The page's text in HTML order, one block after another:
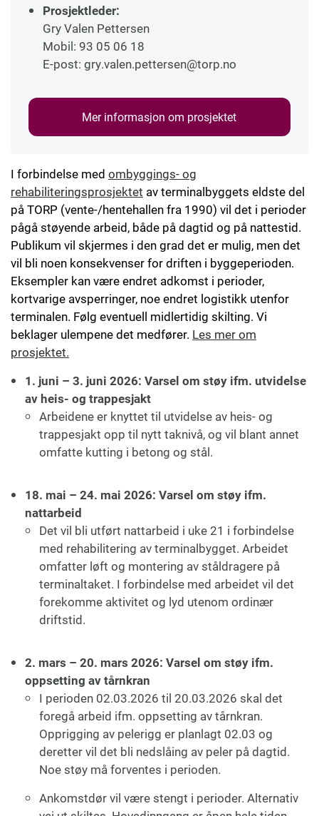
I forbindelse med ombyggings- og
rehabiliteringsprosjektet av terminalbyggets eldste del
på TORP (vente-/hentehallen fra 1990) vil det i perioder
pågå støyende arbeid, både på dagtid og på nattestid.
Publikum vil skjermes i den grad det er mulig, men det
vil bli noen konsekvenser for driften i byggeperioden.
Eksempler kan være endret adkomst i perioder,
kortvarige avsperringer, noe endret logistikk utenfor
terminalen. Følg eventuell midlertidig skilting. Vi
beklager ulempene det medfører. Les mer om
prosjektet.
1. juni – 3. juni 2026: Varsel om støy ifm. utvidelse
av heis- og trappesjakt
Arbeidene er knyttet til utvidelse av heis- og
trappesjakt opp til nytt taknivå, og vil blant annet
omfatte kutting i betong og stål.
18. mai – 24. mai 2026: Varsel om støy ifm.
nattarbeid
Det vil bli utført nattarbeid i uke 21 i forbindelse
med rehabilitering av terminalbygget. Arbeidet
omfatter løft og montering av ståldragere på
terminaltaket. I forbindelse med arbeidet vil det
forekomme aktivitet og lyd utenom ordinær
driftstid.
2. mars – 20. mars 2026: Varsel om støy ifm.
oppsetting av tårnkran
I perioden 02.03.2026 til 20.03.2026 skal det
foregå arbeid ifm. oppsetting av tårnkran.
Opprigging av pelerigg er planlagt 02.03 og
deretter vil det bli nedslåing av peler på dagtid.
Noe støy må forventes i perioden.
Ankomstdør vil være stengt i perioder. Alternativ
Prosjektleder:
Gry Valen Pettersen
Mobil: 93 05 06 18
E-post: gry.valen.pettersen@torp.no
Mer informasjon om prosjektet